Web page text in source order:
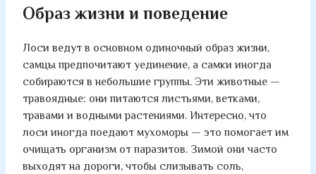
Образ жизни и поведение
Лоси ведут в основном одиночный образ жизни,
самцы предпочитают уединение, а самки иногда
собираются в небольшие группы. Эти животные —
травоядные: они питаются листьями, ветками,
травами и водными растениями. Интересно, что
лоси иногда поедают мухоморы — это помогает им
очищать организм от паразитов. Зимой они часто
выходят на дороги, чтобы слизывать соль,